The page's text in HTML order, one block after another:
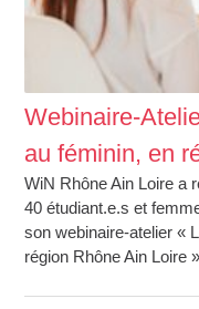
Webinaire-
au féminin, en
WiN Rhône Ain Loire a
40 étudiant.e.s et
son webinaire-atelier «
région Rhône Ain Loire